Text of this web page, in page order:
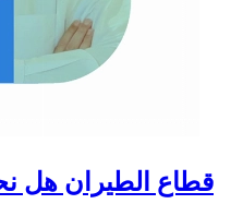
قطاع الطيران هل